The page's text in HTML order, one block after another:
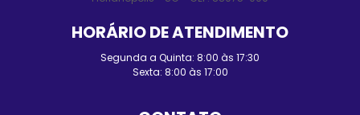
HORÁRIO DE ATENDIMENTO
Segunda a Quinta: 8:00 às 17:30
Sexta: 8:00 às 17:00